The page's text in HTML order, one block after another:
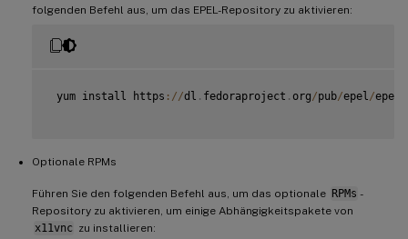
folgenden Befehl aus, um das EPEL-Repository zu aktivieren:
yum install https : //dl . fedoraproject . org/pub/epel /epel
Optionale RPMs
Führen Sie den folgenden Befehl aus, um das optionale RPMs -
Repository zu aktivieren, um einige Abhängigkeitspakete von
x11vnc zu installieren: